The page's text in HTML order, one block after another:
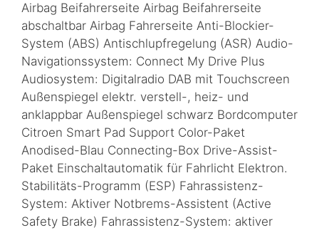
Airbag Beifahrerseite Airbag Beifahrerseite
abschaltbar Airbag Fahrerseite Anti-Blockier-
System (ABS) Antischlupfregelung (ASR) Audio-
Navigationssystem: Connect My Drive Plus
Audiosystem: Digitalradio DAB mit Touchscreen
Außenspiegel elektr. verstell-, heiz- und
anklappbar Außenspiegel schwarz Bordcomputer
Citroen Smart Pad Support Color-Paket
Anodised-Blau Connecting-Box Drive-Assist-
Paket Einschaltautomatik für Fahrlicht Elektron.
Stabilitäts-Programm (ESP) Fahrassistenz-
System: Aktiver Notbrems-Assistent (Active
Safety Brake) Fahrassistenz-System: aktiver